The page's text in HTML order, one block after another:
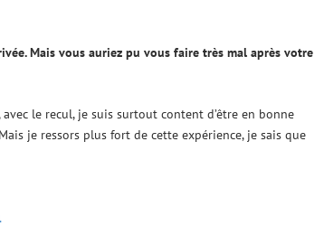
Mais vous auriez pu vous faire très mal après votre
le recul, je suis surtout content d’être en bonne
je ressors plus fort de cette expérience, je sais que